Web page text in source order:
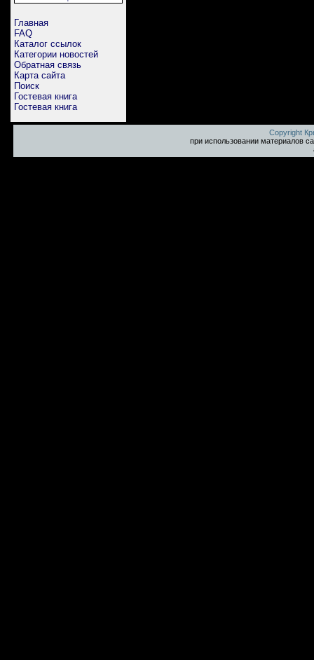
Главная
FAQ
Каталог ссылок
Категории новостей
Обратная связь
Карта сайта
Поиск
Гостевая книга
Гостевая книга
Copyright
при использовании материалов